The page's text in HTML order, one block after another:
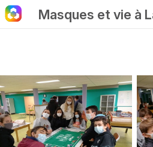
Masques et vie à